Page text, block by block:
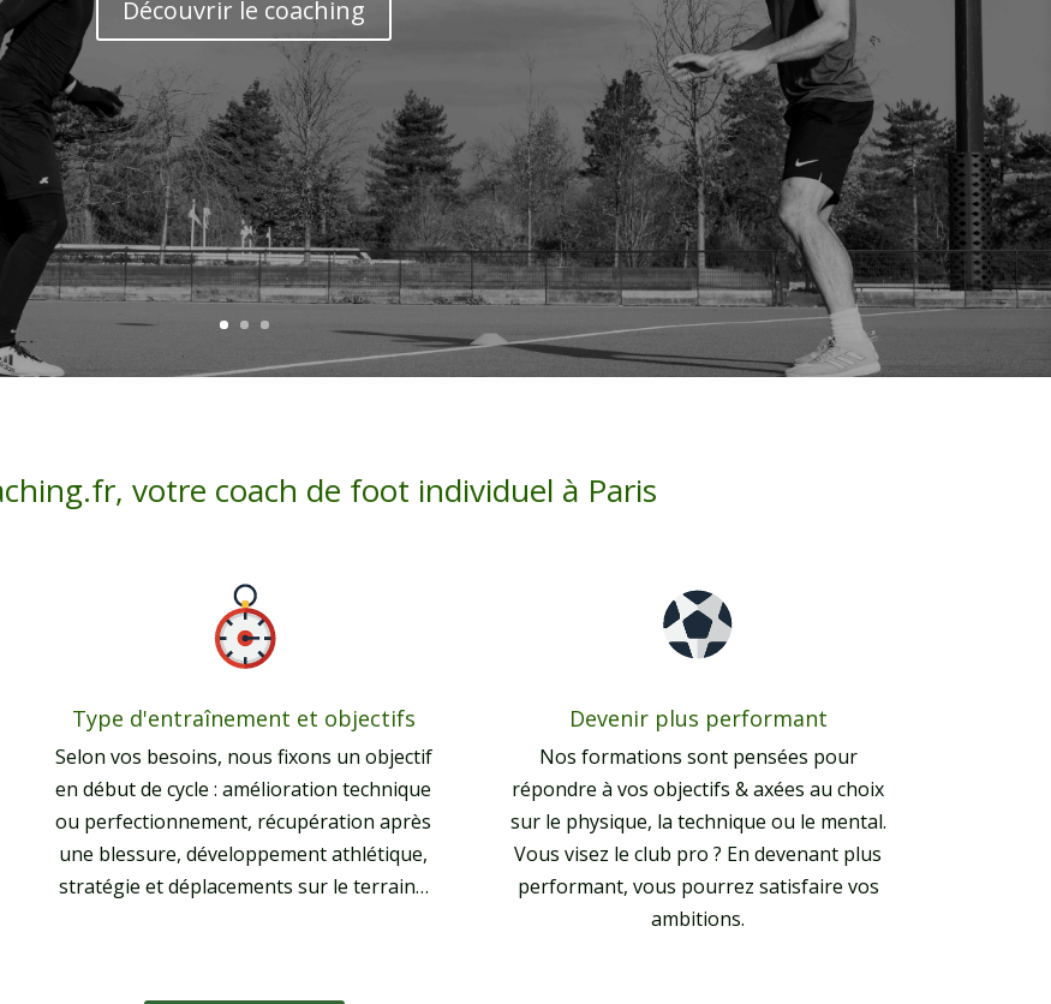
Découvrir le coaching
votre coach de foot individuel à Paris
Type d'entraînement et objectifs
Selon vos besoins, nous fixons un objectif
en début de cycle : amélioration technique
ou perfectionnement, récupération après
une blessure, développement athlétique,
stratégie et déplacements sur le terrain…
Devenir plus performant
Nos formations sont pensées pour
répondre à vos objectifs & axées au choix
sur le physique, la technique ou le mental.
Vous visez le club pro ? En devenant plus
performant, vous pourrez satisfaire vos
ambitions.